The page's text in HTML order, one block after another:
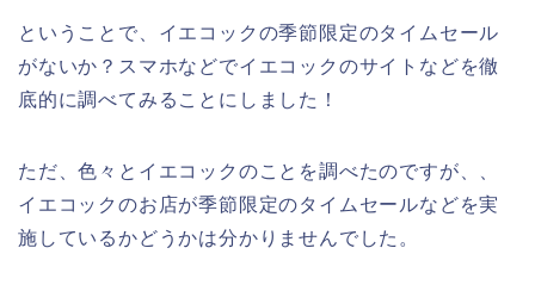
ということで、イエコックの季節限定のタイムセール
がないか？スマホなどでイエコックのサイトなどを徹
底的に調べてみることにしました！
ただ、色々とイエコックのことを調べたのですが、、
イエコックのお店が季節限定のタイムセールなどを実
施しているかどうかは分かりませんでした。